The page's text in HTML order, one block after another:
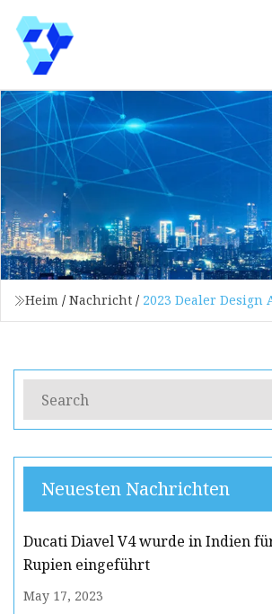
Heim / Nachricht / 2023 Dealer Design
Neuesten Nachrichten
Ducati Diavel V4 wurde in Indien
Rupien eingeführt
May 17, 2023